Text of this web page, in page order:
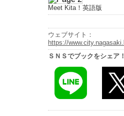
Meet Kita！英語版
ウェブサイト：
https://
ＳＮＳでブックをシェア！